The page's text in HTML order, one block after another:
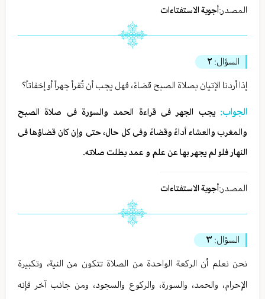
المصدر:أجوبة الاستفتاءات
السؤال: ٢
إذا أردنا الإتیان بصلاة الصبح قضاءً، فهل یجب أن تُقرأ جهراً أو إخفاتاً؟
الجواب:یجب الجهر فی قراءة الحمد والسورة فی صلاة الصبح
والمغرب والعشاء أداءً وقضاءً وفی کل حال، حتی وإن کان قضاؤها فی
النهار فلو لم یجهر بها عن علم و عمد بطلت صلاته.
المصدر:أجوبة الاستفتاءات
السؤال: ٣
نحن نعلم أن الرکعة الواحدة من الصلاة تتکون من النیة، وتکبیرة
الإحرام، والحمد، والسورة، والرکوع والسجود، ومن جانب آخر فإنه